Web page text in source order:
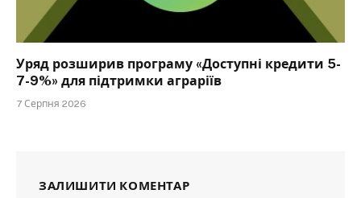
Уряд розширив програму «Доступні кредити 5-
7-9%» для підтримки аграріїв
7 Серпня 2026
ЗАЛИШИТИ КОМЕНТАР